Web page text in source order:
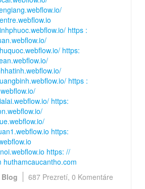
https :
https:
https :
https:
https:
https: //
huthamcaucantho.com
Blog
687 Prezretí, 0 Komentáre